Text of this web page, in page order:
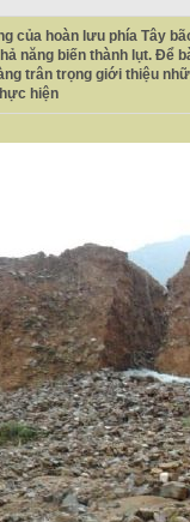
của hoàn lưu phía Tây
năng biến thành lụt. Để
trân trọng giới thiệu
hiện